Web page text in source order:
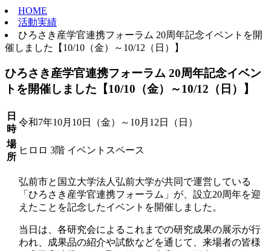
HOME
活動実績
ひろさき産学官連携フォーラム 20周年記念イベントを開
催しました【10/10（金）～10/12（日）】
ひろさき産学官連携フォーラム 20周年記念イベン
トを開催しました【10/10（金）～10/12（日）】
日
時
令和7年10月10日（金）～10月12日（日）
場
所
ヒロロ 3階 イベントスペース
弘前市と国立大学法人弘前大学が共同で運営している
「ひろさき産学官連携フォーラム」が、設立20周年を迎
えたことを記念したイベントを開催しました。
当日は、各研究会によるこれまでの研究成果の展示が行
われ、成果品の紹介や試飲などを通じて、来場者の皆様